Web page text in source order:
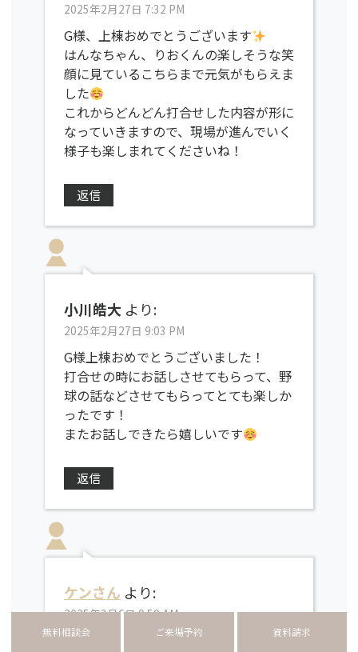
2025年2月27日 7:32 PM
G様、上棟おめでとうございます
はんなちゃん、りおくんの楽しそうな笑
顔に見ているこちらまで元気がもらえま
した
これからどんどん打合せした内容が形に
なっていきますので、現場が進んでいく
様子も楽しまれてくださいね！
返信
小川皓大 より:
2025年2月27日 9:03 PM
G様上棟おめでとうございました！
打合せの時にお話しさせてもらって、野
球の話などさせてもらってとても楽しか
ったです！
またお話しできたら嬉しいです
返信
ケンさん より:
2025年3月6日 9:59 AM
Gさま 上棟おめでとうございます。
無料相談会 ご来場予約 資料請求